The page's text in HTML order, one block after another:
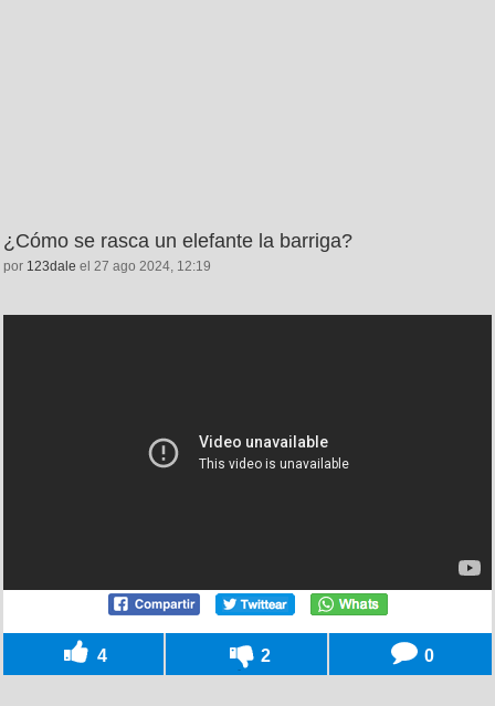
¿Cómo se rasca un elefante la barriga?
por 123dale el 27 ago 2024, 12:19
4 2 0